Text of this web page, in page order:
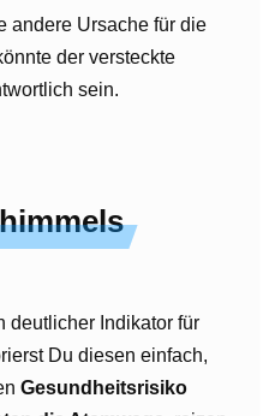
andere Ursache für die
der versteckte
sein.
deutlicher Indikator für
Du diesen einfach,
Gesundheitsrisiko